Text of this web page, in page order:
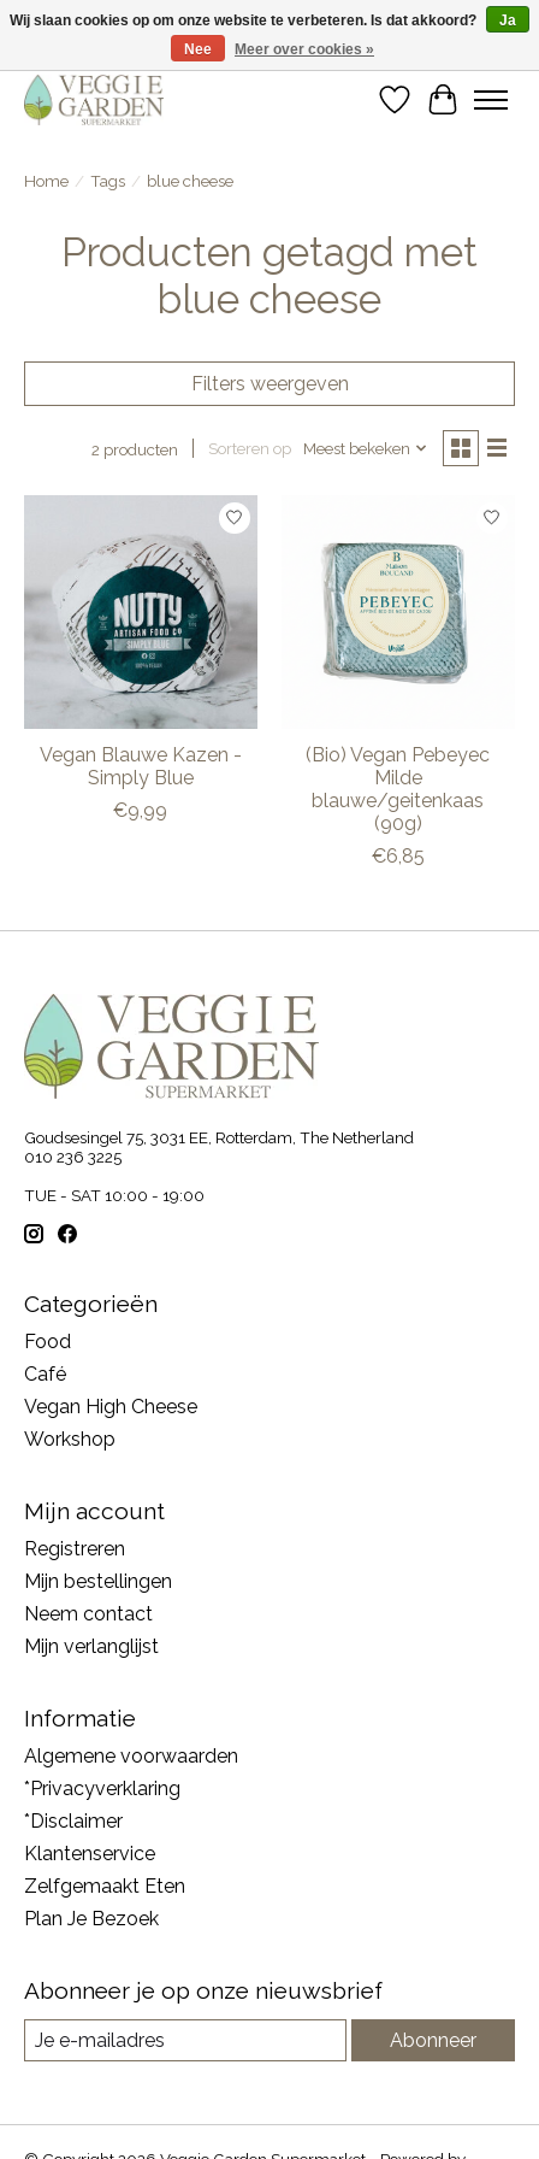
vegan & veggie products | free store pick-up
Verlanglijst
Home / Tags / blue cheese
Producten getagd met
blue cheese
Filters weergeven
2 producten Sorteren op Meest bekeken
Vegan Blauwe Kazen -
Simply Blue
€9,99
(Bio) Vegan Pebeyec
Milde
blauwe/geitenkaas
(90g)
€6,85
Goudsesingel 75, 3031 EE, Rotterdam, The Netherland
010 236 3225
TUE - SAT 10:00 - 19:00
Categorieën
Food
Café
Vegan High Cheese
Workshop
Mijn account
Registreren
Mijn bestellingen
Neem contact
Mijn verlanglijst
Informatie
Algemene voorwaarden
*Privacyverklaring
*Disclaimer
Klantenservice
Zelfgemaakt Eten
Plan Je Bezoek
Abonneer je op onze nieuwsbrief
Abonneer
Wij slaan cookies op om onze website te verbeteren. Is dat akkoord?
Ja
Nee
Meer over cookies »